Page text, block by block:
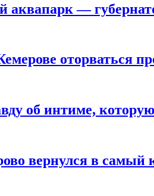
аквапарк —
оторваться
об интиме,
вернулся в